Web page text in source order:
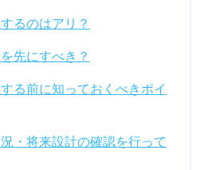
るのはアリ？
先にすべき？
る前に知っておくべきポイ
・将来設計の確認を行って